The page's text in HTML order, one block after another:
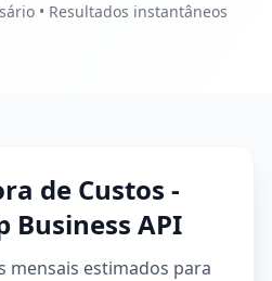
• Resultados instantâneos
de Custos -
Business API
mensais estimados para